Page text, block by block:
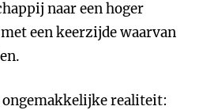
naar een hoger
een keerzijde waarvan
realiteit: